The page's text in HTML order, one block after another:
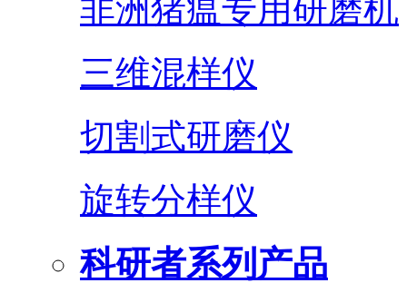
非洲猪瘟专用研磨机
三维混样仪
切割式研磨仪
旋转分样仪
科研者系列产品